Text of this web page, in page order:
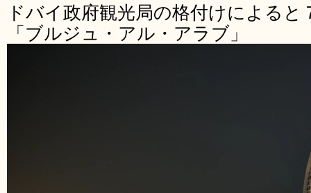
ドバイ政府観光局の格付けによる
「ブルジュ・アル・アラブ」